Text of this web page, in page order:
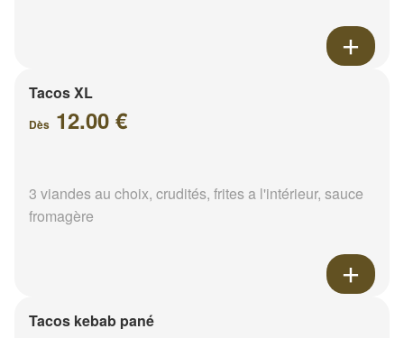
Tacos XL
Dès 12.00 €
3 viandes au choix, crudités, frites a l'intérieur, sauce
fromagère
Tacos kebab pané